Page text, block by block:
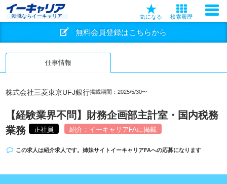
転職ならイーキャリア 気になる 検索履歴
無料会員登録はこちらから
仕事情報
株式会社三菱東京UFJ銀行掲載期間：2025/5/30〜
【経験業界不問】財務企画部主計室・国内税務
業務
正社員 紹介：イーキャリアFAに掲載
この求人は紹介求人です。姉妹サイト イーキャリアFAへの応募になります